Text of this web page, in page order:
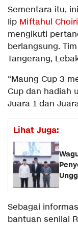
Sementara itu,
Iip Miftahul Choiri
mengikuti
berlangsung.
Tangerang,
“Maung Cup 3
Cup dan hadiah
Juara 1 dan
Lihat Juga:
Sebagai
bantuan senilai